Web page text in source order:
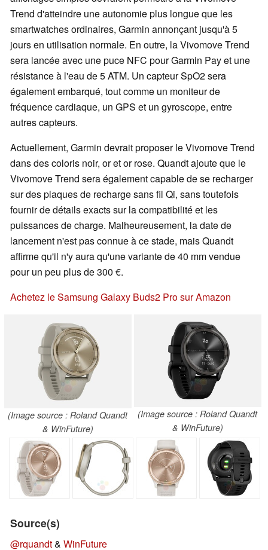
Trend d'atteindre une autonomie plus longue que les
smartwatches ordinaires, Garmin annonçant jusqu'à 5
jours en utilisation normale. En outre, la Vivomove Trend
sera lancée avec une puce NFC pour Garmin Pay et une
résistance à l'eau de 5 ATM. Un capteur SpO2 sera
également embarqué, tout comme un moniteur de
fréquence cardiaque, un GPS et un gyroscope, entre
autres capteurs.
Actuellement, Garmin devrait proposer le Vivomove Trend
dans des coloris noir, or et or rose. Quandt ajoute que le
Vivomove Trend sera également capable de se recharger
sur des plaques de recharge sans fil Qi, sans toutefois
fournir de détails exacts sur la compatibilité et les
puissances de charge. Malheureusement, la date de
lancement n'est pas connue à ce stade, mais Quandt
affirme qu'il n'y aura qu'une variante de 40 mm vendue
pour un peu plus de 300 €.
Achetez le Samsung Galaxy Buds2 Pro sur Amazon
(Image source : Roland Quandt
& WinFuture)
(Image source : Roland Quandt
& WinFuture)
Source(s)
@rquandt& WinFuture